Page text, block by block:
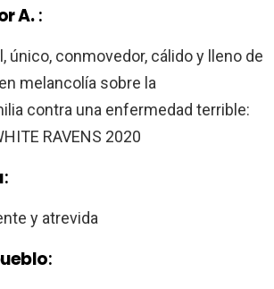
A.:
único, conmovedor, cálido y lleno de
melancolía sobre la
contra una enfermedad terrible:
RAVENS 2020
:
y atrevida
: